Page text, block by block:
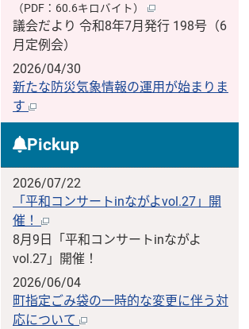
（PDF：60.6キロバイト）
議会だより 令和8年7月発行 198号（6
月定例会）
2026/04/30
新たな防災気象情報の運用が始まりま
す
Pickup
2026/07/22
「平和コンサートinながよvol.27」開
催！
8月9日「平和コンサートinながよ
vol.27」開催！
2026/06/04
町指定ごみ袋の一時的な変更に伴う対
応について